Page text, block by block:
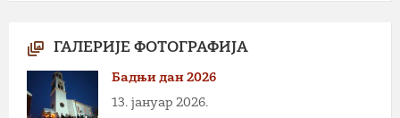
ГАЛЕРИЈЕ ФОТОГРАФИЈА
Бадњи дан 2026
13. јануар 2026.